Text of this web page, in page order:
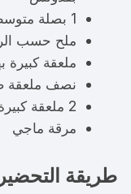
1 بصلة متوسطة الحجم
ملح حسب
ملعقة كبيرة
نصف ملعقة
2 ملعقة كبيرة صلصة الطماطم
مرقة ماجي
طريقة التحضير